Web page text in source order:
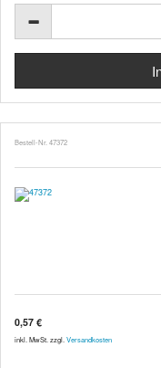
Bestell-Nr. 47372
0,57 €
inkl. MwSt. zzgl. Versandkosten